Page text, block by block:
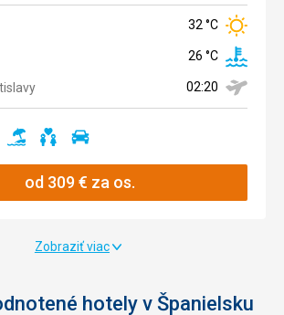
32 °C
26 °C
02:20
Ano Ano
Ano
od 309€ za os.
Zobraziť viac
hotely v Španielsku